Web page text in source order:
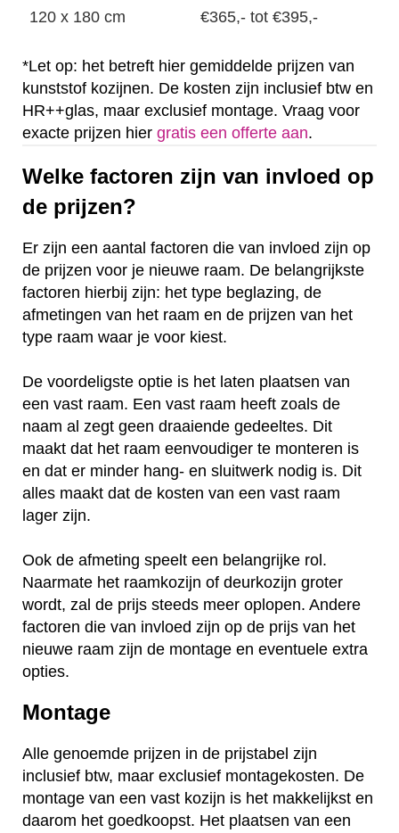
120 x 180 cm €365,- tot €395,-
*Let op: het betreft hier gemiddelde prijzen van
kunststof kozijnen. De kosten zijn inclusief btw en
HR++glas, maar exclusief montage. Vraag voor
exacte prijzen hier gratis een offerte aan.
Welke factoren zijn van invloed op
de prijzen?
Er zijn een aantal factoren die van invloed zijn op
de prijzen voor je nieuwe raam. De belangrijkste
factoren hierbij zijn: het type beglazing, de
afmetingen van het raam en de prijzen van het
type raam waar je voor kiest.
De voordeligste optie is het laten plaatsen van
een vast raam. Een vast raam heeft zoals de
naam al zegt geen draaiende gedeeltes. Dit
maakt dat het raam eenvoudiger te monteren is
en dat er minder hang- en sluitwerk nodig is. Dit
alles maakt dat de kosten van een vast raam
lager zijn.
Ook de afmeting speelt een belangrijke rol.
Naarmate het raamkozijn of deurkozijn groter
wordt, zal de prijs steeds meer oplopen. Andere
factoren die van invloed zijn op de prijs van het
nieuwe raam zijn de montage en eventuele extra
opties.
Montage
Alle genoemde prijzen in de prijstabel zijn
inclusief btw, maar exclusief montagekosten. De
montage van een vast kozijn is het makkelijkst en
daarom het goedkoopst. Het plaatsen van een